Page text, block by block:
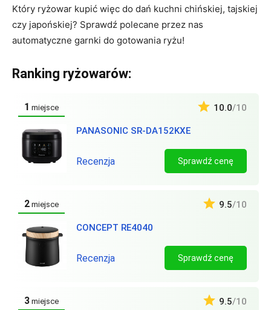
Który ryżowar kupić więc do dań kuchni chińskiej, tajskiej
czy japońskiej? Sprawdź polecane przez nas
automatyczne garnki do gotowania ryżu!
Ranking ryżowarów:
1 miejsce
PANASONIC SR-DA152KXE
10.0/10
Recenzja Sprawdź cenę
2 miejsce
CONCEPT RE4040
9.5/10
Recenzja Sprawdź cenę
3 miejsce 9.5/10